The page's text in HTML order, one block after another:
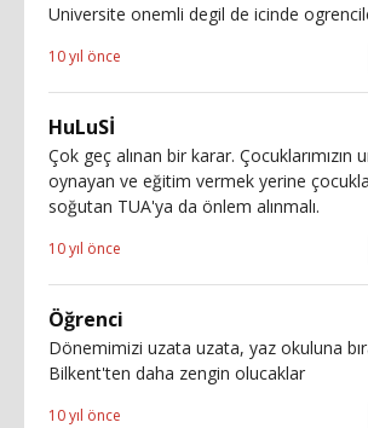
Universite onemli degil de icinde
10 yıl önce
HuLuSİ
Çok geç alınan bir karar. Çocuklarımızın
oynayan ve eğitim vermek yerine
soğutan TUA'ya da önlem alınmalı.
10 yıl önce
Öğrenci
Dönemimizi uzata uzata, yaz okuluna
Bilkent'ten daha zengin olucaklar
10 yıl önce